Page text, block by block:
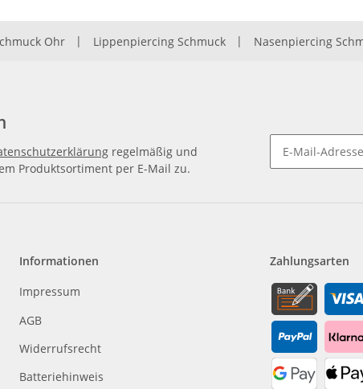
Ohr | Lippenpiercing Schmuck | Nasenpiercing
regelmäßig und
Produktsortiment per E-Mail zu.
Informationen
Impressum
AGB
Widerrufsrecht
Batteriehinweis
Zahlungsarten